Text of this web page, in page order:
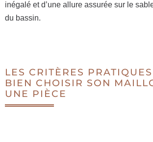
inégalé et d’une allure assurée sur le
du bassin.
LES CRITÈRES
BIEN CHOISIR SON
UNE PIÈCE